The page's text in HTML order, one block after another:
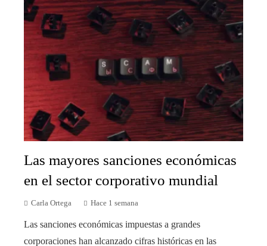
Las mayores sanciones económicas
en el sector corporativo mundial
Carla Ortega Hace 1 semana
Las sanciones económicas impuestas a grandes
corporaciones han alcanzado cifras históricas en las